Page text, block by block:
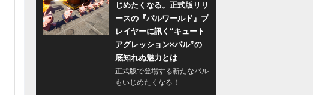
じめたくなる。正式版リリ
ースの『パルワールド』プ
レイヤーに訊く“キュート
アグレッション×パル”の
底知れぬ魅力とは
正式版で登場する新たなパル
もいじめたくなる！